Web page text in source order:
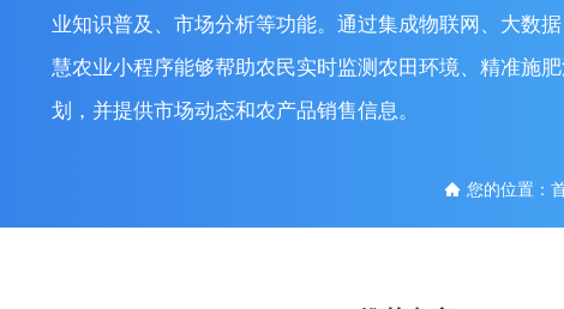
业知识普及、市场分析等功能。通过集成物联网、大数
慧农业小程序能够帮助农民实时监测农田环境、精准施
划，并提供市场动态和农产品销售信息。
您的位置：